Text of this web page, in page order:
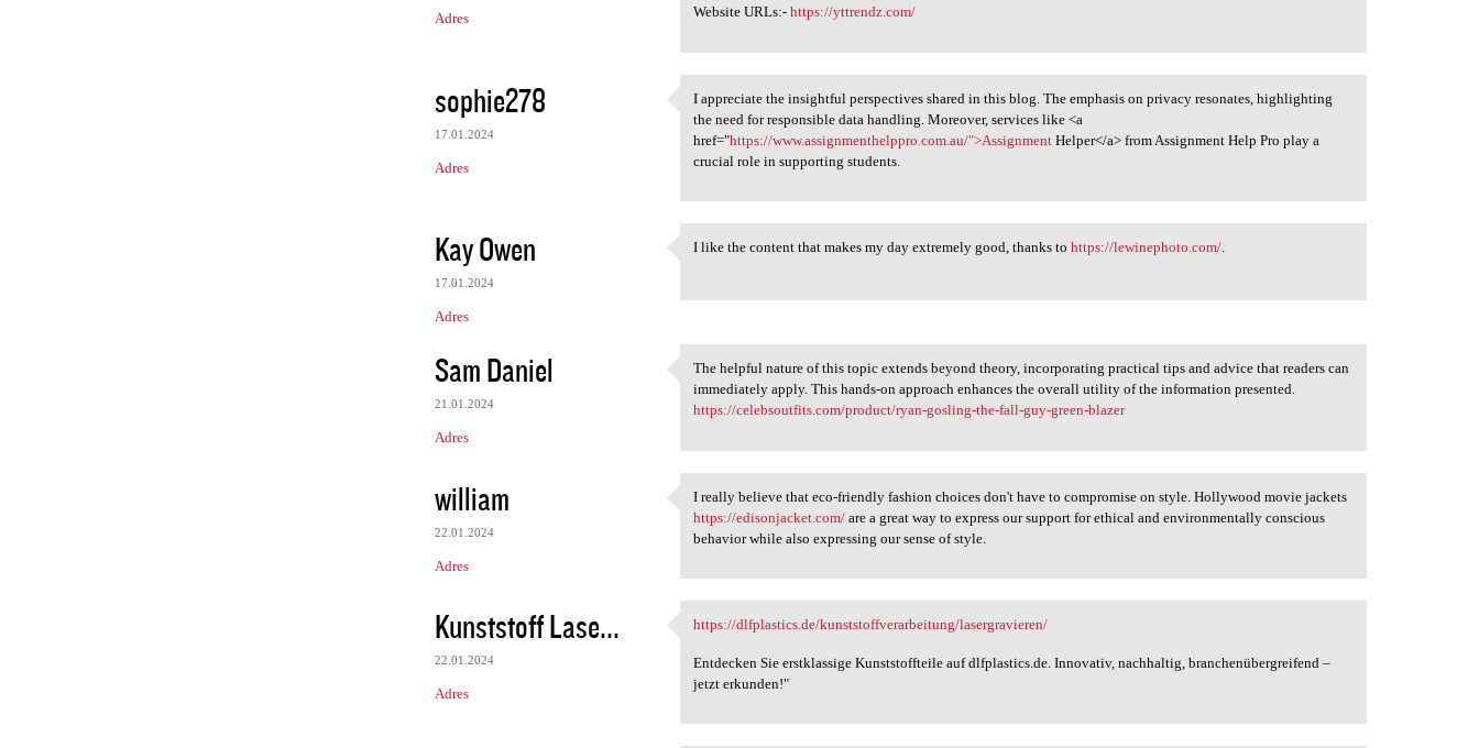
Adres
Website URLs:-https://yttrendz.com/
sophie278
17.01.2024
Adres
I appreciate the insightful
I appreciate the insightful perspectives shared in this blog. The emphasis on privacy resonates, highlighting
the need for responsible data handling. Moreover, services like <a
href="https://www.assignmenthelppro.com.au/">Assignment Helper</a> from Assignment Help Pro play a
crucial role in supporting students.
Kay Owen
17.01.2024
Adres
I like the content that makes
I like the content that makes my day extremely good, thanks tohttps://lewinephoto.com/.
Sam Daniel
21.01.2024
Adres
The helpful nature of this
The helpful nature of this topic extends beyond theory, incorporating practical tips and advice that readers can
immediately apply. This hands-on approach enhances the overall utility of the information presented.
https://celebsoutfits.com/product/ryan-gosling-the-fall-guy-green-blazer
william
22.01.2024
Adres
I really believe that eco
I really believe that eco-friendly fashion choices don't have to compromise on style. Hollywood movie jackets
https://edisonjacket.com/ are a great way to express our support for ethical and environmentally conscious
behavior while also expressing our sense of style.
Kunststoff Lase...
22.01.2024
Adres
https://dlfplastics.de
https://dlfplastics.de/kunststoffverarbeitung/lasergravieren/
Entdecken Sie erstklassige Kunststoffteile auf dlfplastics.de. Innovativ, nachhaltig, branchenübergreifend –
jetzt erkunden!"